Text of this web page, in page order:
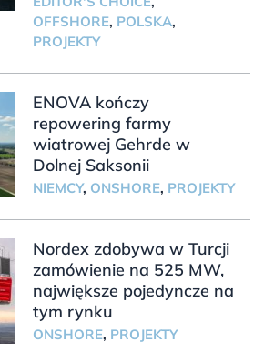
OFFSHORE, POLSKA,
PROJEKTY
ENOVA kończy
repowering farmy
wiatrowej Gehrde w
Dolnej Saksonii
NIEMCY, ONSHORE, PROJEKTY
Nordex zdobywa w Turcji
zamówienie na 525 MW,
największe pojedyncze na
tym rynku
ONSHORE, PROJEKTY